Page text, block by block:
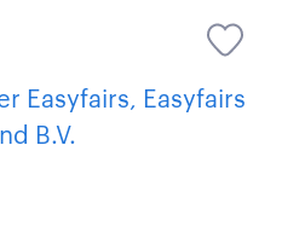
Easyfairs, Easyfairs
B.V.